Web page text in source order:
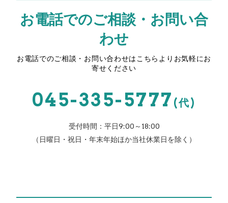
お電話でのご相談・お問い合
わせ
お電話でのご相談・お問い合わせはこちらよりお気軽にお
寄せください
045-335-5777 (代)
受付時間：平日9:00～18:00
（日曜日・祝日・年末年始ほか当社休業日を除く）